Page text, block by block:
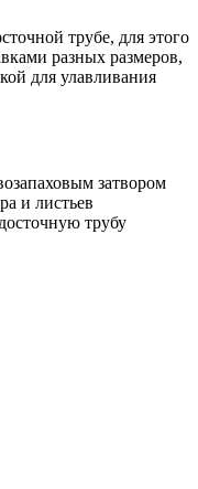
трубе, для этого
разных размеров,
для улавливания
затвором
и листьев
трубу